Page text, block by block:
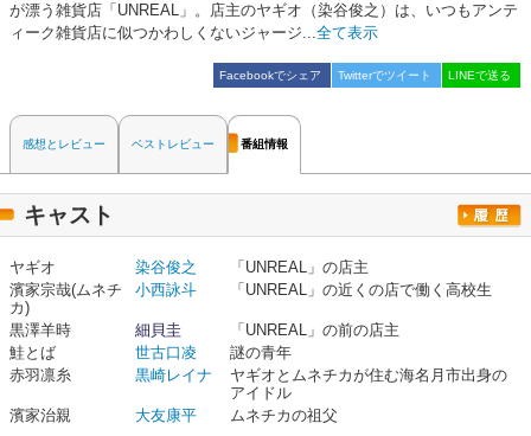
が漂う雑貨店「UNREAL」。店主のヤギオ（染谷俊之）は、いつもアンテ
ィーク雑貨店に似つかわしくないジャージ...全て表示
Facebookでシェア Twitterでツイート LINEで送る
感想とレビュー ベストレビュー 番組情報
キャスト
ヤギオ 染谷俊之
「UNREAL」の店主
濱家宗哉(ムネチ
カ)
小西詠斗 「UNREAL」の近くの店で働く高校生
黒澤羊時 細貝圭
「UNREAL」の前の店主
鮭とば
世古口凌
謎の青年
赤羽凛糸
黒崎レイナ
ヤギオとムネチカが住む海名月市出身の
アイドル
濱家治親
大友康平 ムネチカの祖父